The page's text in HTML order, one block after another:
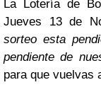
La Lotería de
Jueves 13 de
sorteo esta
pendiente de
para que vuelvas